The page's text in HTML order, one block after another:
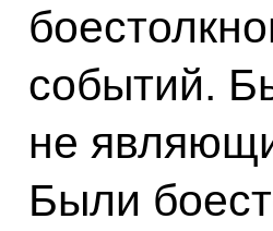
событий.
не
Были